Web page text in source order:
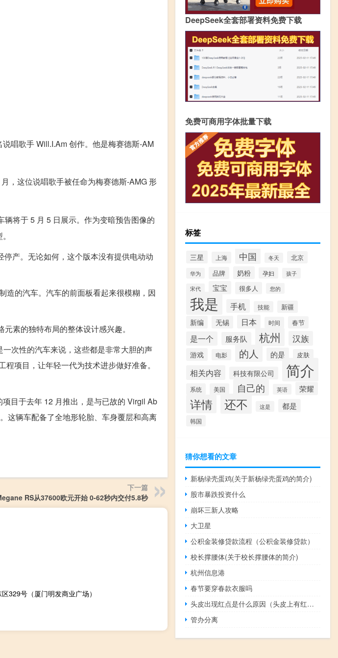
唱歌手 Will.I.Am 创作。他是梅赛德斯-AM
，这位说唱歌手被任命为梅赛德斯-AMG 形
将于 5 月 5 日展示。作为变暗预告图像的
产。无论如何，这个版本没有提供电动动
造的汽车。汽车的前面板看起来很模糊，因
素的独特布局的整体设计感兴趣。
次性的汽车来说，这些都是非常大胆的声
项目，让年轻一代为技术进步做好准备。
目于去年 12 月推出，是与已故的 Virgil Ab
这辆车配备了全地形轮胎、车身覆层和高离
下一篇
RS从37600欧元开始 0-62秒内交付5.8秒
329号（厦门明发商业广场）
DeepSeek全套部署资料免费下载
免费可商用字体批量下载
标签
三星 上海 中国 冬天 北京
华为 品牌 奶粉 孕妇 孩子
宋代 宝宝 很多人 您的
我是 手机 技能 新疆
新编 无锡 日本 时间 春节
是一个 服务队 杭州 汉族
游戏 电影 的人 的是 皮肤
相关内容 科技有限公司 简介
系统 美国 自己的 英语 荣耀
详情 还不 这是 都是
韩国
猜你想看的文章
新杨绿壳蛋鸡(关于新杨绿壳蛋鸡的简介)
股市暴跌投资什么
崩坏三新人攻略
大卫星
公积金装修贷款流程（公积金装修贷款）
校长撑腰体(关于校长撑腰体的简介)
杭州信息港
春节要穿春款衣服吗
头皮出现红点是什么原因（头皮上有红点是什么原因引起的）
管办分离